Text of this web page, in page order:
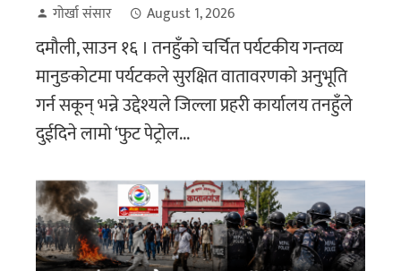
गोर्खा संसार August 1, 2026
दमौली, साउन १६ । तनहुँको चर्चित पर्यटकीय गन्तव्य
मानुङकोटमा पर्यटकले सुरक्षित वातावरणको अनुभूति
गर्न सकून् भन्ने उद्देश्यले जिल्ला प्रहरी कार्यालय तनहुँले
दुईदिने लामो ‘फुट पेट्रोल...